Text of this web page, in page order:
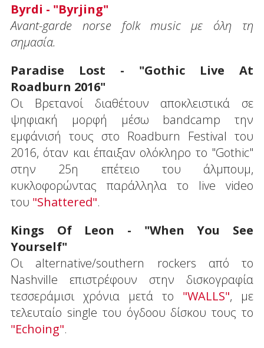
Byrdi - "Byrjing"
Avant-garde norse folk music με όλη τη
σημασία.
Paradise Lost - "Gothic Live At
Roadburn 2016"
Οι Βρετανοί διαθέτουν αποκλειστικά σε
ψηφιακή μορφή μέσω bandcamp την
εμφάνισή τους στο Roadburn Festival του
2016, όταν και έπαιξαν ολόκληρο το "Gothic"
στην 25η επέτειο του άλμπουμ,
κυκλοφορώντας παράλληλα το live video
του "Shattered".
Kings Of Leon - "When You See
Yourself"
Οι alternative/southern rockers από το
Nashville επιστρέφουν στην δισκογραφία
τεσσεράμισι χρόνια μετά το "WALLS", με
τελευταίο single του όγδοου δίσκου τους το
"Echoing".